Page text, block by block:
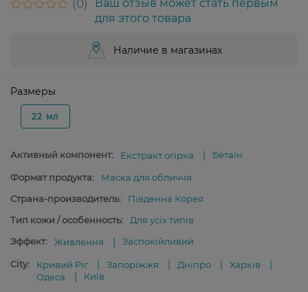
0
Ваш отзыв может стать первым
для этого товара
Наличие в магазинах
Размеры
22 мл
Активный компонент: Екстракт огірка Бетаїн
Формат продукта:
Маска для обличчя
Страна-производитель:
Південна Корея
Тип кожи / особенность:
Для усіх типів
Эффект:
Живлення Заспокійливий
City: Кривий Ріг Запоріжжя Дніпро
Харків
Одеса
Київ